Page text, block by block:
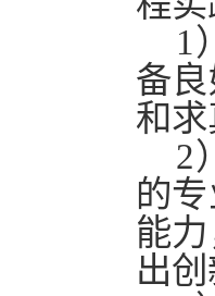
1
备
和
2
的
能
出